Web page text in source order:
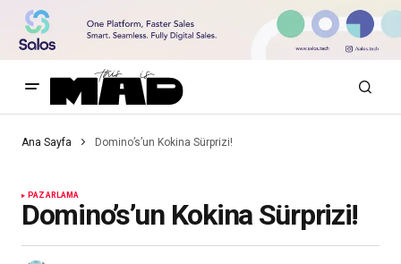
Ana Sayfa Domino’s’un Kokina Sürprizi!
PAZARLAMA
Domino’s’un Kokina Sürprizi!